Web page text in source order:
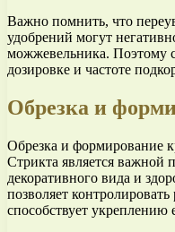
Важно помнить, что
удобрений могут
можжевельника. Поэтому
дозировке и частоте
Обрезка и
Обрезка и формирование
Стрикта является важной
декоративного вида и
позволяет
способствует укреплению